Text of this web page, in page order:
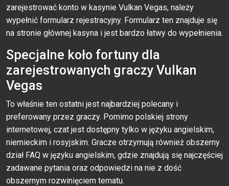
zarejestrować konto w kasynie Vulkan Vegas, należy
wypełnić formularz rejestracyjny. Formularz ten znajduje się
na stronie głównej kasyna i jest bardzo łatwy do wypełnienia.
Specjalne koło fortuny dla
zarejestrowanych graczy Vulkan
Vegas
To właśnie ten ostatni jest najbardziej polecany i
preferowany przez graczy. Pomimo polskiej strony
internetowej, czat jest dostępny tylko w języku angielskim,
niemieckim i rosyjskim. Gracze otrzymują również obszerny
dział FAQ w języku angielskim, gdzie znajdują się najczęściej
zadawane pytania oraz odpowiedzi na nie z dość
obszernym rozwinięciem tematu.